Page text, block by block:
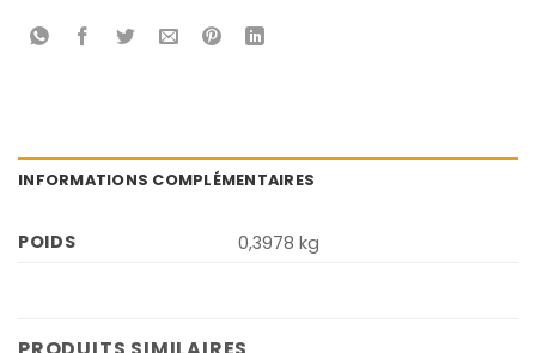
INFORMATIONS COMPLÉMENTAIRES
POIDS 0,3978 kg